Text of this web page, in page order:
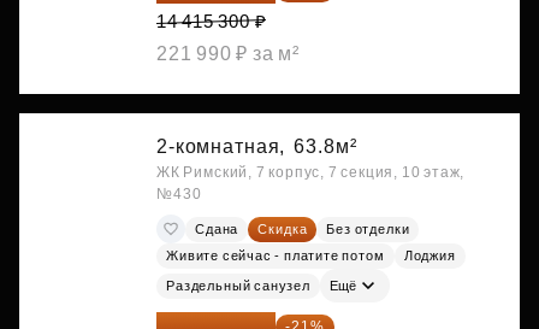
14 415 300 ₽
221 990 ₽ за м²
2-комнатная, 63.8м²
ЖК Римский, 7 корпус, 7 секция, 10 этаж,
№430
Сдана Скидка
Без отделки
Живите сейчас - платите потом
Лоджия
Раздельный санузел Ещё